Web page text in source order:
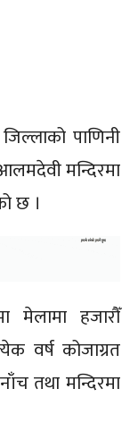
पाणिनी
मन्दिरमा
छ ।
मेलामा हजारौँ
वर्ष कोजाग्रत
तथा मन्दिरमा